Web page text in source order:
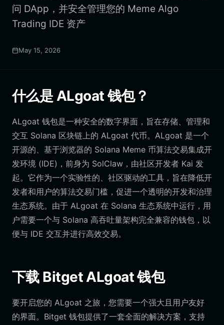
问 DApp，并安全管理您的 Meme Algo
Trading IDE 资产
May 15, 2026
什么是 ALgoat 钱包？
ALgoat 钱包是一种安全的数字界面，旨在存储、管理和
交互 Solana 区块链上的 ALgoat 代币。ALgoat 是一个
开源的、基于浏览器的 Solana Meme 币算法交易集成开
发环境 (IDE)，前身为 SolClaw，由社区开发者 Kai 发
起。它作为一个实验性的、社区驱动的工具，旨在降低开
发者和用户的算法交易门槛，促进一个透明的开发和治理
生态系统。由于 ALgoat 在 Solana 生态系统中运行，用
户需要一个与 Solana 高吞吐量架构完全兼容的钱包，以
便与 IDE 交互并进行高效交易。
下载 Bitget ALgoat 钱包
要开启您的 ALgoat 之旅，您需要一个强大且用户友好
的界面。Bitget 钱包提供了一套全面的解决方案，支持